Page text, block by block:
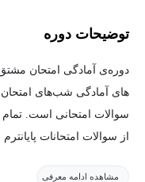
توضیحات دوره
دوره‌ی آمادگی امتحان
های آمادگی شب‌های امتحان
سوالات امتحانی است.
از سوالات امتحانات
مشاهده ادامه معرفی